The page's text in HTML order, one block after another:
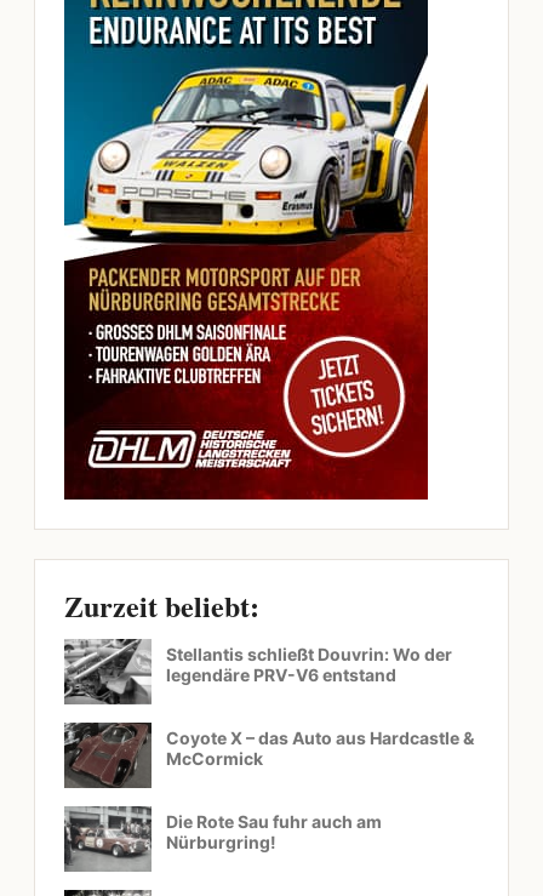
Zurzeit beliebt:
Stellantis schließt Douvrin: Wo der
legendäre PRV-V6 entstand
Coyote X – das Auto aus Hardcastle &
McCormick
Die Rote Sau fuhr auch am
Nürburgring!